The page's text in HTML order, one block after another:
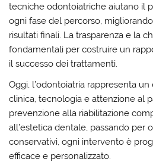
tecniche odontoiatriche aiutano il
ogni fase del percorso,
risultati finali. La trasparenza e la
fondamentali per costruire un
il successo dei trattamenti.
Oggi, l’odontoiatria rappresenta
clinica, tecnologia e attenzione al
prevenzione alla riabilitazione
all’estetica dentale, passando per
conservativi, ogni intervento è
efficace e personalizzato.